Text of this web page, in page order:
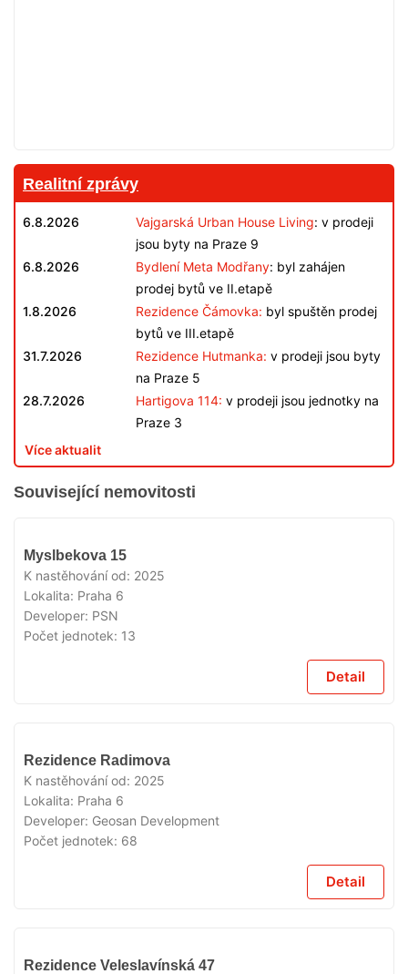
Realitní zprávy
6.8.2026 Vajgarská Urban House Living: v prodeji
jsou byty na Praze 9
6.8.2026
Bydlení Meta Modřany: byl zahájen
prodej bytů ve II.etapě
1.8.2026
Rezidence Čámovka: byl spuštěn prodej
bytů ve III.etapě
31.7.2026
Rezidence Hutmanka: v prodeji jsou byty
na Praze 5
28.7.2026
Hartigova 114: v prodeji jsou jednotky na
Praze 3
Více aktualit
Související nemovitosti
Myslbekova 15
K nastěhování od: 2025
Lokalita: Praha 6
Developer: PSN
Počet jednotek: 13
Detail
Rezidence Radimova
K nastěhování od: 2025
Lokalita: Praha 6
Developer: Geosan Development
Počet jednotek: 68
Detail
Rezidence Veleslavínská 47